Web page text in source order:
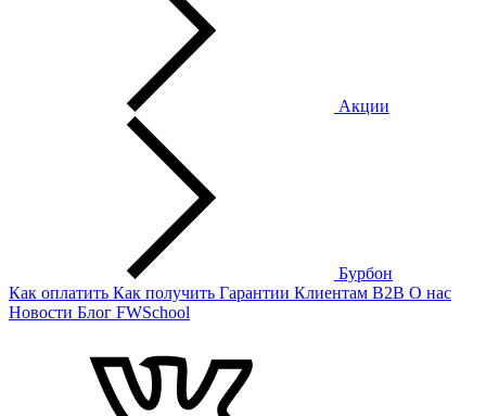
Акции
Бурбон
Как оплатить Как получить Гарантии Клиентам B2B О нас
Новости Блог FWSchool